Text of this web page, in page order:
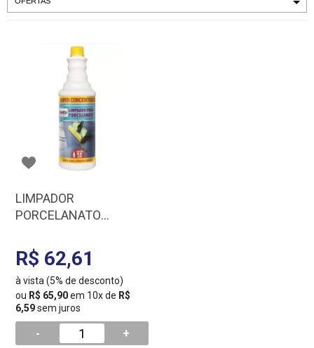
LIMPADOR
PORCELANATO
R$ 62,61
à vista (5% de desconto)
ou R$ 65,90em 10x de R$
6,59sem juros
- +